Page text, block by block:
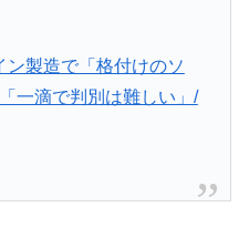
製造で「格付けのソ
一滴で判別は難しい」/